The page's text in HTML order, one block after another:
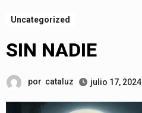
Uncategorized
SIN NADIE
por cataluz julio 17, 2024